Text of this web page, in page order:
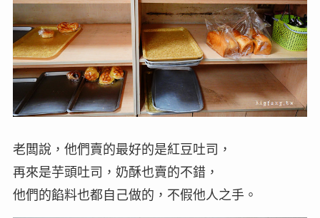
老闆說，他們賣的最好的是紅豆吐司，
再來是芋頭吐司，奶酥也賣的不錯，
他們的餡料也都自己做的，不假他人之手。